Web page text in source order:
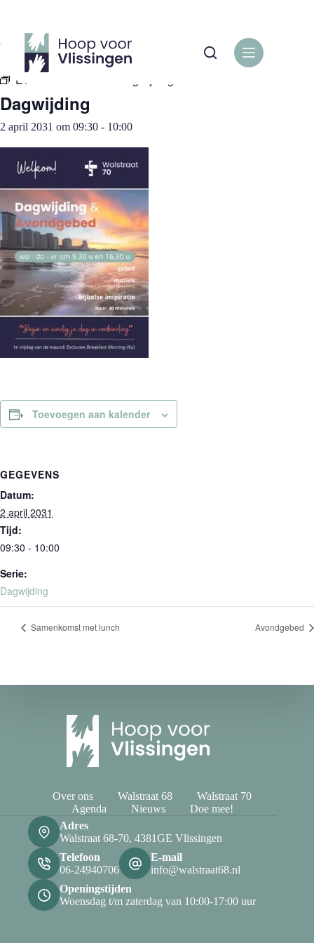
inhoud
« Alle Evenementen
Evenementenreeks:
Dagwijding
2 april 2031 om 09:30 - 10:00
Toevoegen aan kalender
GEGEVENS
Datum:
2 april 2031
Tijd:
09:30 - 10:00
Serie:
Dagwijding
Samenkomst met lunch Avondgebed
Over ons Walstraat 68
Walstraat 70
Agenda
Nieuws
Doe mee!
Adres
Walstraat 68-70, 4381GE Vlissingen
Telefoon
06-24940706
E-mail
info@walstraat68.nl
Openingstijden
Woensdag t/m zaterdag van 10:00-17:00 uur